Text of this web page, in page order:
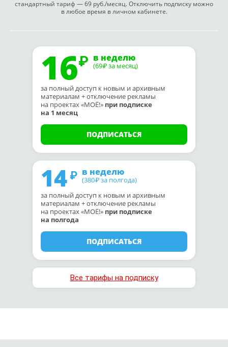
стандартный тариф — 69 руб./месяц. Отключить подписку можно
в любое время в личном кабинете.
16 в неделю
(69₽ за месяц)
за полный доступ к новым и архивным
материалам + отключение рекламы
на проектах «МОЁ!» при подписке
на 1 месяц
ПОДПИСАТЬСЯ
14 в неделю
(380₽ за полгода)
за полный доступ к новым и архивным
материалам + отключение рекламы
на проектах «МОЁ!» при подписке
на полгода
ПОДПИСАТЬСЯ
Все тарифы на подписку